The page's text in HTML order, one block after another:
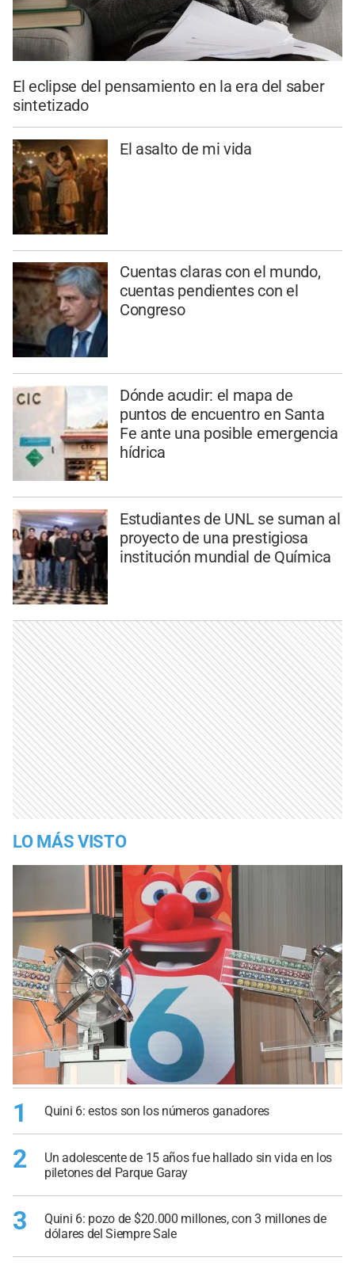
El eclipse del pensamiento en la era del saber
sintetizado
El asalto de mi vida
Cuentas claras con el mundo,
cuentas pendientes con el
Congreso
Dónde acudir: el mapa de
puntos de encuentro en Santa
Fe ante una posible emergencia
hídrica
Estudiantes de UNL se suman al
proyecto de una prestigiosa
institución mundial de Química
LO MÁS VISTO
1 Quini 6: estos son los números ganadores
2
Un adolescente de 15 años fue hallado sin vida en los
piletones del Parque Garay
3
Quini 6: pozo de $20.000 millones, con 3 millones de
dólares del Siempre Sale